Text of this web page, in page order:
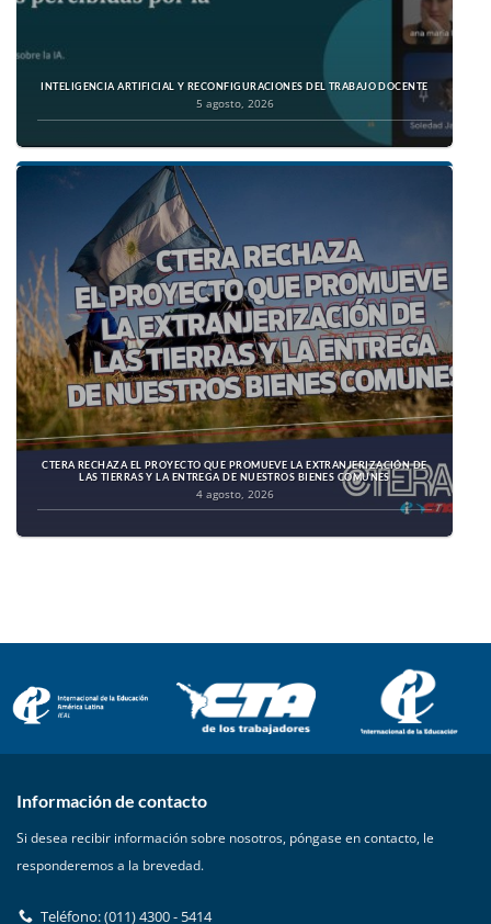
INTELIGENCIA ARTIFICIAL Y RECONFIGURACIONES DEL TRABAJO DOCENTE
5 agosto, 2026
CTERA RECHAZA EL PROYECTO QUE PROMUEVE LA EXTRANJERIZACIÓN DE
LAS TIERRAS Y LA ENTREGA DE NUESTROS BIENES COMUNES
4 agosto, 2026
Información de contacto
Si desea recibir información sobre nosotros, póngase en contacto, le
responderemos a la brevedad.
Teléfono: (011) 4300 - 5414